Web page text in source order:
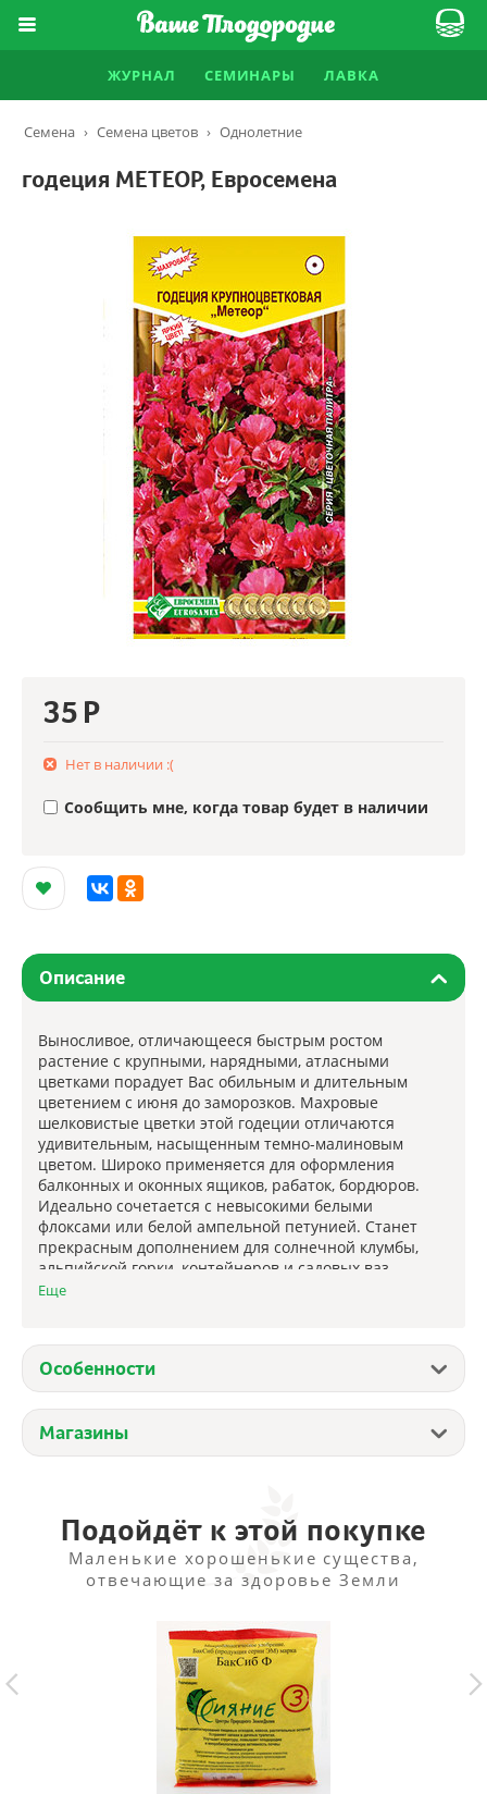
ЖУРНАЛ СЕМИНАРЫ ЛАВКА
Семена › Семена цветов › Однолетние
годеция МЕТЕОР, Евросемена
35 Р
Нет в наличии :(
Сообщить мне, когда товар будет в наличии
Описание
Выносливое, отличающееся быстрым ростом
растение с крупными, нарядными, атласными
цветками порадует Вас обильным и длительным
цветением с июня до заморозков. Махровые
шелковистые цветки этой годеции отличаются
удивительным, насыщенным темно-малиновым
цветом. Широко применяется для оформления
балконных и оконных ящиков, рабаток, бордюров.
Идеально сочетается с невысокими белыми
флоксами или белой ампельной петунией. Станет
прекрасным дополнением для солнечной клумбы,
альпийской горки, контейнеров и садовых ваз.
Срезанные соцветия хороши в небольших букетах.
Агротехника: семена высевают в марте-апреле на
рассаду, семена слегка присыпают просеянной
землей. Можно сеять сразу в открытый грунт в
пикируют вместе с комом земли на расстоянии 20-25
см, так как годеция плохо переносит пересадку,
хорошего ветвления. В жаркую погоду годеция
нуждается в опрыскивании.
Еще
Еще
Особенности
Магазины
Подойдёт к этой покупке
Маленькие хорошенькие существа,
отвечающие за здоровье Земли